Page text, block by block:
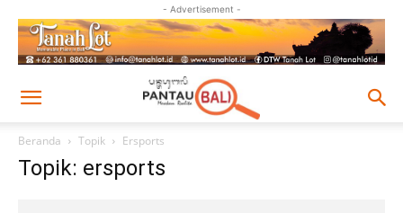
- Advertisement -
Beranda Topik Ersports
Topik: ersports